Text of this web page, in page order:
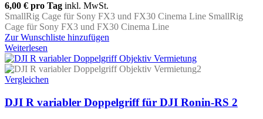
6,00 € pro Tag inkl. MwSt.
SmallRig Cage für Sony FX3 und FX30 Cinema Line SmallRig
Cage für Sony FX3 und FX30 Cinema Line
Zur Wunschliste hinzufügen
Weiterlesen
Vergleichen
DJI R variabler Doppelgriff für DJI Ronin-RS 2